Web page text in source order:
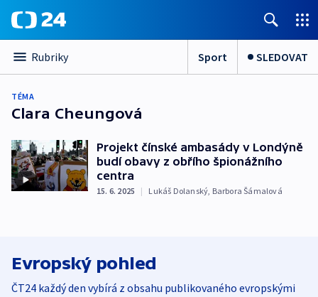
Rubriky Sport SLEDOVAT
TÉMA
Clara Cheungová
Projekt čínské ambasády v Londýně
budí obavy z obřího špionážního
centra
15. 6. 2025 | Lukáš Dolanský, Barbora Šámalová
Evropský pohled
ČT24 každý den vybírá z obsahu publikovaného evropskými